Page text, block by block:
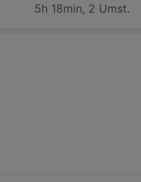
5h 18min, 2 Umst.